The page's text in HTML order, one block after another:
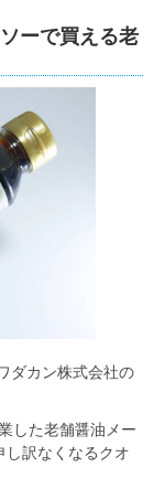
ーで買える老
ダカン株式会社の
した老舗醤油メー
し訳なくなるクオ